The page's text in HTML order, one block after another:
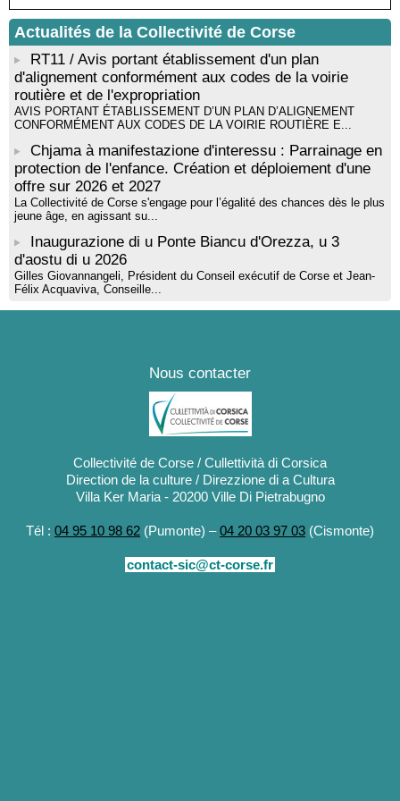
Actualités de la Collectivité de Corse
RT11 / Avis portant établissement d'un plan
d'alignement conformément aux codes de la voirie
routière et de l'expropriation
AVIS PORTANT ÉTABLISSEMENT D’UN PLAN D’ALIGNEMENT
CONFORMÉMENT AUX CODES DE LA VOIRIE ROUTIÈRE E...
Chjama à manifestazione d'interessu : Parrainage en
protection de l'enfance. Création et déploiement d'une
offre sur 2026 et 2027
La Collectivité de Corse s'engage pour l’égalité des chances dès le plus
jeune âge, en agissant su...
Inaugurazione di u Ponte Biancu d'Orezza, u 3
d'aostu di u 2026
Gilles Giovannangeli, Président du Conseil exécutif de Corse et Jean-
Félix Acquaviva, Conseille...
Nous contacter
Collectivité de Corse / Cullettività di Corsica
Direction de la culture / Direzzione di a Cultura
Villa Ker Maria - 20200 Ville Di Pietrabugno
Tél : 04 95 10 98 62 (Pumonte) –04 20 03 97 03 (Cismonte)
contact-sic@ct-corse.fr